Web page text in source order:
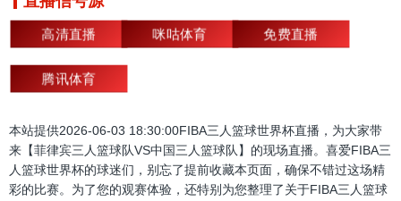
高清直播 咪咕体育 免费直播
腾讯体育
本站提供2026-06-03 18:30:00FIBA三人篮球世界杯直播，为大家带
来【菲律宾三人篮球队VS中国三人篮球队】的现场直播。喜爱FIBA三
人篮球世界杯的球迷们，别忘了提前收藏本页面，确保不错过这场精
彩的比赛。为了您的观赛体验，还特别为您整理了关于FIBA三人篮球